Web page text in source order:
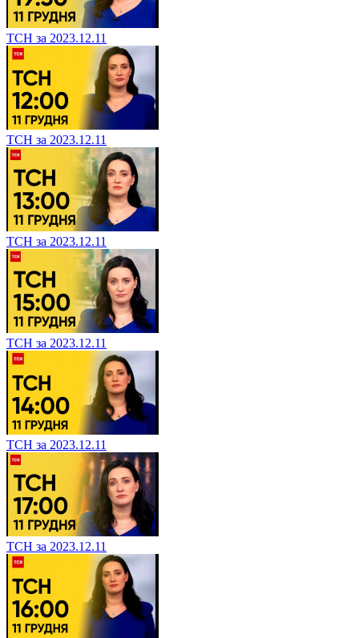
ТСН за 2023.12.11
ТСН за 2023.12.11
ТСН за 2023.12.11
ТСН за 2023.12.11
ТСН за 2023.12.11
ТСН за 2023.12.11